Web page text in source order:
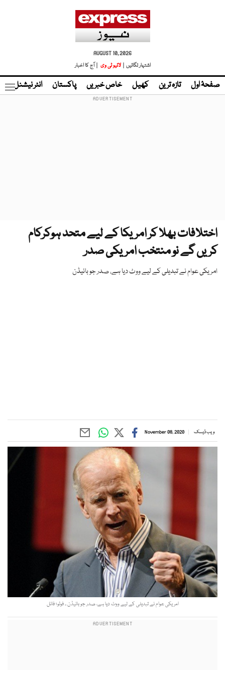
AUGUST 10, 2026
اشتہار لگائیں |
لائیو ٹی وی | آج کا اخبار
صفحۂ اول تازہ ترین کھیل خاص خبریں پاکستان انٹر نیشنل
اختلافات بھلا کر امریکا کے لیے متحد ہوکرکام
کریں گے نو منتخب امریکی صدر
امریکی عوام نے تبدیلی کے لیے ووٹ دیا ہے، صدر جو بائیڈن
ویب ڈیسک November 08, 2020
امریکی عوام نے تبدیلی کے لیے ووٹ دیا ہے، صدر جو بائیڈن ۔ فوٹو؛ فائل